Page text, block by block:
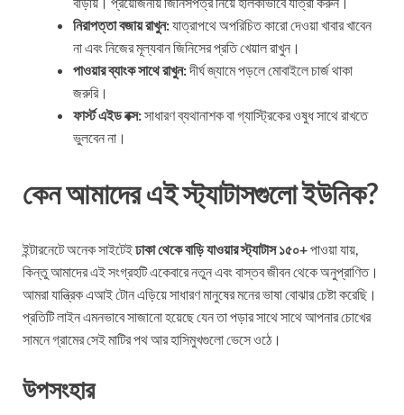
নিরাপত্তা বজায় রাখুন:যাত্রাপথে অপরিচিত কারো দেওয়া খাবার খাবেন
না এবং নিজের মূল্যবান জিনিসের প্রতি খেয়াল রাখুন।
পাওয়ার ব্যাংক সাথে রাখুন:দীর্ঘ জ্যামে পড়লে মোবাইলে চার্জ থাকা
জরুরি।
ফার্স্ট এইড বক্স:সাধারণ ব্যথানাশক বা গ্যাস্ট্রিকের ওষুধ সাথে রাখতে
ভুলবেন না।
কেন আমাদের এই স্ট্যাটাসগুলো ইউনিক?
ইন্টারনেটে অনেক সাইটেইঢাকা থেকে বাড়ি যাওয়ার স্ট্যাটাস ১৫০+পাওয়া যায়,
কিন্তু আমাদের এই সংগ্রহটি একেবারে নতুন এবং বাস্তব জীবন থেকে অনুপ্রাণিত।
আমরা যান্ত্রিক এআই টোন এড়িয়ে সাধারণ মানুষের মনের ভাষা বোঝার চেষ্টা করেছি।
প্রতিটি লাইন এমনভাবে সাজানো হয়েছে যেন তা পড়ার সাথে সাথে আপনার চোখের
সামনে গ্রামের সেই মাটির পথ আর হাসিমুখগুলো ভেসে ওঠে।
উপসংহার